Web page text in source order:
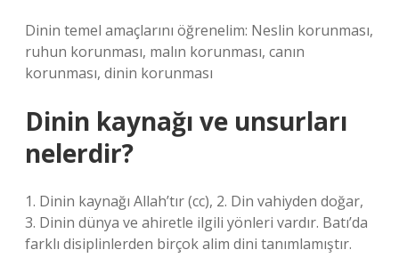
Dinin temel amaçlarını öğrenelim: Neslin korunması,
ruhun korunması, malın korunması, canın
korunması, dinin korunması
Dinin kaynağı ve unsurları
nelerdir?
1. Dinin kaynağı Allah’tır (cc), 2. Din vahiyden doğar,
3. Dinin dünya ve ahiretle ilgili yönleri vardır. Batı’da
farklı disiplinlerden birçok alim dini tanımlamıştır.